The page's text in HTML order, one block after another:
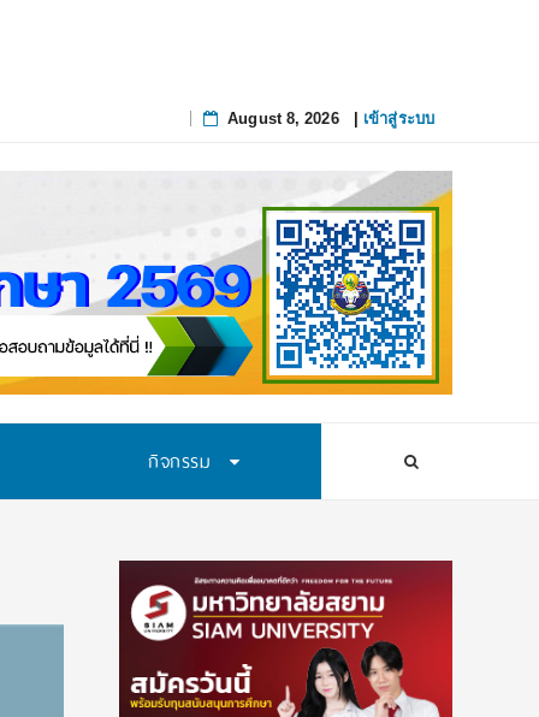
August 8, 2026| เข้าสู่ระบบ
กิจกรรม